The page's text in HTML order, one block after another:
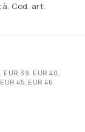
Cod. art.
EUR 39, EUR 40,
45, EUR 46